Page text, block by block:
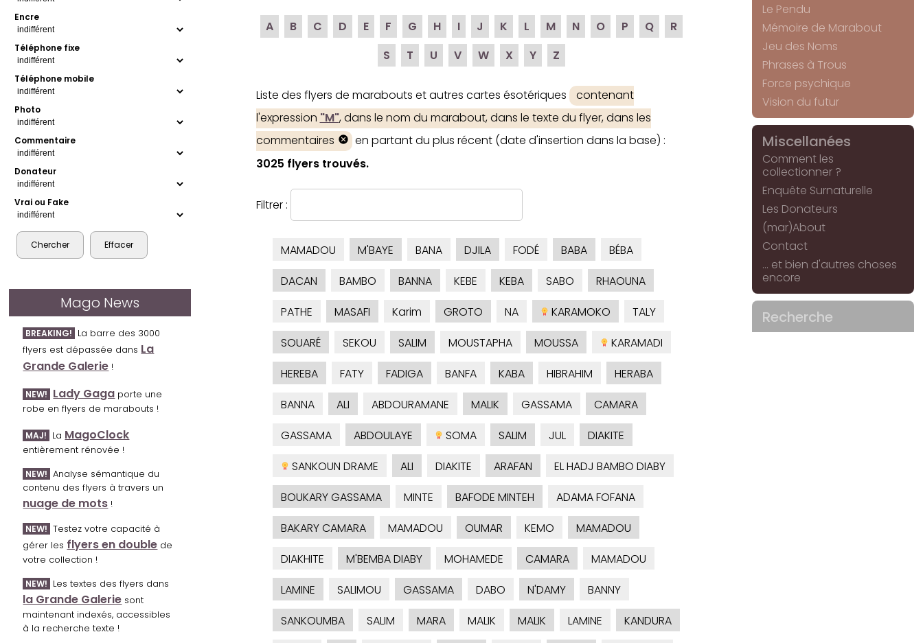
Encre
Téléphone fixe
Téléphone mobile
Photo
Commentaire
Donateur
Vrai ou Fake
Mago News
BREAKING! La barre des 3000
flyers est dépassée dans La
Grande Galerie !
NEW! Lady Gaga porte une
robe en flyers de marabouts !
MAJ! La MagoClock
entièrement rénovée !
NEW! Analyse sémantique du
contenu des flyers à travers un
nuage de mots !
NEW! Testez votre capacité à
gérer les flyers en double de
votre collection !
NEW! Les textes des flyers dans
la Grande Galerie sont
maintenant indexés, accessibles
à la recherche texte !
A B C D E F G H I J K L M N O P Q
R
S
T U V W X Y Z
Liste des flyers de marabouts et autres cartes ésotériques
contenant
l'expression "M", dans le nom du marabout, dans le texte du flyer, dans les
commentaires
en partant du plus récent (date d'insertion dans la base) :
3025 flyers trouvés.
Filtrer :
MAMADOU M'BAYE BANA DJILA FODÉ BABA
BÉBA
DACAN
BAMBO BANNA KEBE KEBA SABO
RHAOUNA
PATHE
MASAFI Karim GROTO NA KARAMOKO
TALY
SOUARÉ
SEKOU SALIM MOUSTAPHA MOUSSA
KARAMADI
HEREBA
FATY FADIGA BANFA KABA HIBRAHIM
HERABA
BANNA
ALI ABDOURAMANE MALIK GASSAMA
CAMARA
GASSAMA
ABDOULAYE SOMA SALIM JUL
DIAKITE
SANKOUN DRAME
ALI DIAKITE ARAFAN
EL HADJ BAMBO DIABY
BOUKARY GASSAMA
MINTE BAFODE MINTEH
ADAMA FOFANA
BAKARY CAMARA
MAMADOU OUMAR KEMO
MAMADOU
DIAKHITE
M'BEMBA DIABY MOHAMEDE CAMARA
MAMADOU
LAMINE
SALIMOU GASSAMA DABO N'DAMY
BANNY
SANKOUMBA
SALIM MARA MALIK MALIK LAMINE
KANDURA
Le Pendu
Mémoire de Marabout
Jeu des Noms
Phrases à Trous
Force psychique
Vision du futur
Miscellanées
Comment les
collectionner ?
Enquête Surnaturelle
Les Donateurs
(mar)About
Contact
... et bien d'autres choses
encore
Recherche